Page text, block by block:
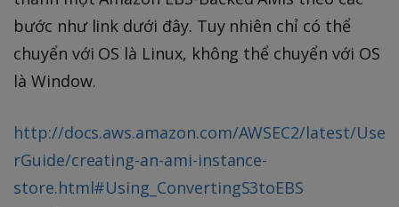
bước như link dưới đây. Tuy nhiên chỉ có thể
chuyển với OS là Linux, không thể chuyển với OS
là Window.
http://docs.aws.amazon.com/AWSEC2/latest/Use
rGuide/creating-an-ami-instance-
store.html#Using_ConvertingS3toEBS